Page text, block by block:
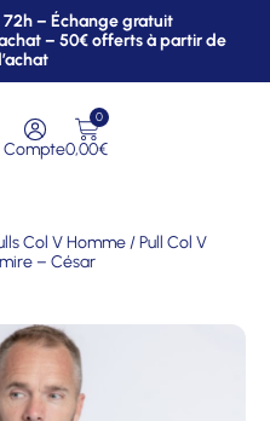
– Échange gratuit
– 50€ offerts à partir de
Compte0,00€
0
Col V Homme / Pull Col V
– César